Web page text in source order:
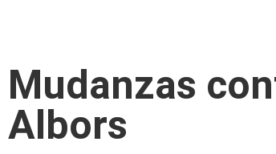
Mudanzas
Albors